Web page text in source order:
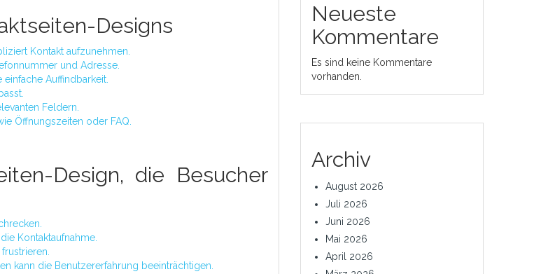
Designs
Kontakt aufzunehmen.
und Adresse.
Auffindbarkeit.
Feldern.
Öffnungszeiten oder FAQ.
Design, die Besucher
Kontaktaufnahme.
kann die Benutzererfahrung beeinträchtigen.
Neueste
Kommentare
Es sind keine Kommentare
vorhanden.
Archiv
August 2026
Juli 2026
Juni 2026
Mai 2026
April 2026